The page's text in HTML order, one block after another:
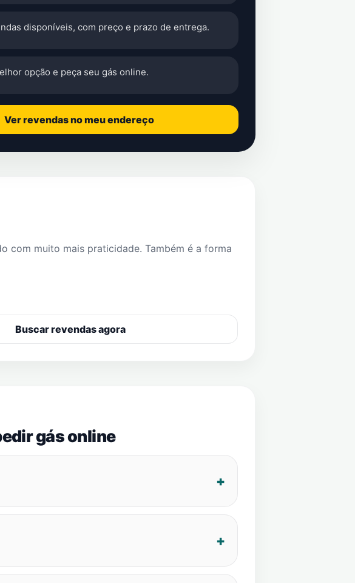
disponíveis, com preço e prazo de entrega.
opção e peça seu gás online.
Ver revendas no meu endereço
com muito mais praticidade. Também é a forma
Buscar revendas agora
gás online